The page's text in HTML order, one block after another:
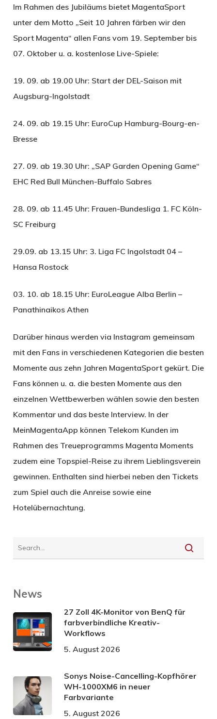
Im Rahmen des Jubiläums bietet MagentaSport
unter dem Motto „Seit 10 Jahren färben wir den
Sport Magenta“ allen Fans vom 19. September bis
07. Oktober u. a. kostenlose Live-Spiele:
19. 09. ab 19.00 Uhr: Start der DEL-Saison mit
Augsburg-Ingolstadt
24. 09. ab 19.15 Uhr: EuroCup Hamburg-Bourg-en-
Bresse
27. 09. ab 19.30 Uhr: „SAP Garden Opening Game“
EHC Red Bull München-Buffalo Sabres
28. 09. ab 11.45 Uhr: Frauen-Bundesliga 1. FC Köln-
SC Freiburg
29.09. ab 13.15 Uhr: 3. Liga FC Ingolstadt 04 –
Hansa Rostock
03. 10. ab 18.15 Uhr: EuroLeague Alba Berlin –
Panathinaikos Athen
Darüber hinaus werden via Instagram gemeinsam
mit den Fans in verschiedenen Kategorien die besten
Momente aus zehn Jahren MagentaSport gekürt. Die
Fans können u. a. die besten Momente aus den
einzelnen Wettbewerben wählen sowie den besten
Kommentar und das beste Interview. In der
MeinMagentaApp können Telekom Kunden im
Rahmen des Treueprogramms Magenta Moments
zudem eine Topspiel-Reise zu ihrem Lieblingsverein
gewinnen. Enthalten sind hierbei neben den Tickets
zum Spiel auch die Anreise sowie eine
Hotelübernachtung.
News
27 Zoll 4K-Monitor von BenQ für
farbverbindliche Kreativ-
Workflows
5. August 2026
Sonys Noise-Cancelling-Kopfhörer
WH-1000XM6 in neuer
Farbvariante
5. August 2026